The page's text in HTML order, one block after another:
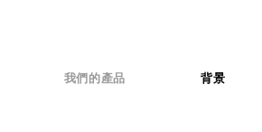
我們的產品 背景